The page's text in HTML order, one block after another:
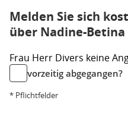
Melden Sie sich
über Nadine-
Frau Herr Divers keine
vorzeitig abgegangen?
* Pflichtfelder